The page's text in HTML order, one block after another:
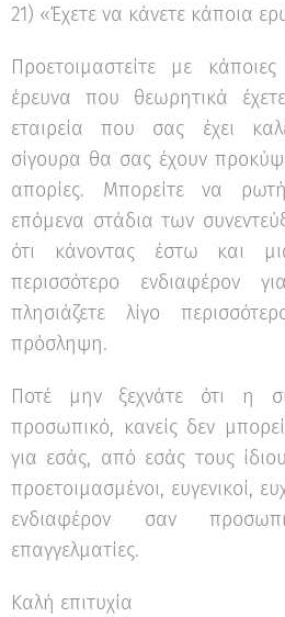
21) «Έχετε να κάνετε κάποια
Προετοιμαστείτε με
έρευνα που θεωρητικά
εταιρεία που σας έχει
σίγουρα θα σας έχουν
απορίες. Μπορείτε να
επόμενα στάδια των
ότι κάνοντας έστω και
περισσότερο ενδιαφέρον
πλησιάζετε λίγο
πρόσληψη.
Ποτέ μην ξεχνάτε ότι η
προσωπικό, κανείς δεν
για εσάς, από εσάς τους
προετοιμασμένοι, ευγενικοί,
ενδιαφέρον σαν
επαγγελματίες.
Καλή επιτυχία